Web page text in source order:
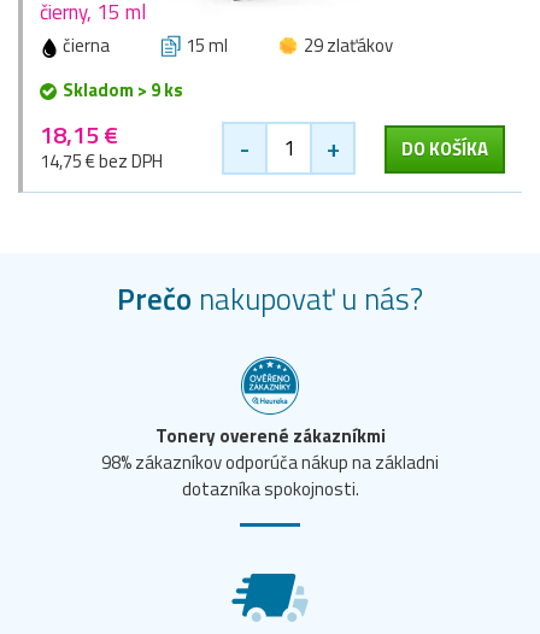
čierny, 15 ml
čierna 15 ml
29 zlaťákov
Skladom > 9 ks
18,15 €
14,75 € bez DPH - + DO KOŠÍKA
Prečo nakupovať u nás?
Tonery overené zákazníkmi
98% zákazníkov odporúča nákup na základni
dotazníka spokojnosti.